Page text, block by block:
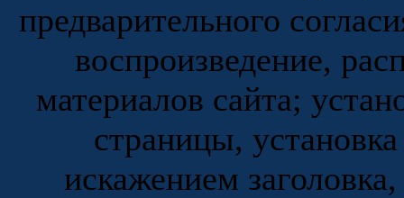
предварительного
воспроизведение,
материалов сайта;
страницы,
искажением